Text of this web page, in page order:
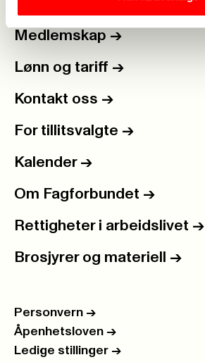
Medlemskap ->
Lønn og tariff ->
Kontakt oss ->
For tillitsvalgte ->
Kalender ->
Om Fagforbundet ->
Rettigheter i arbeidslivet ->
Brosjyrer og materiell ->
Personvern ->
Åpenhetsloven ->
Ledige stillinger ->